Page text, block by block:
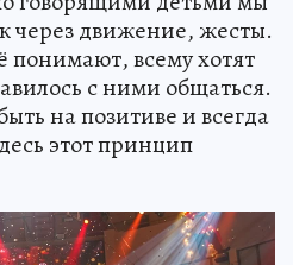
через движение, жесты.
понимают, всему хотят
с ними общаться.
на позитиве и всегда
этот принцип